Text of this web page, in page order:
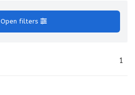
Open filters
1